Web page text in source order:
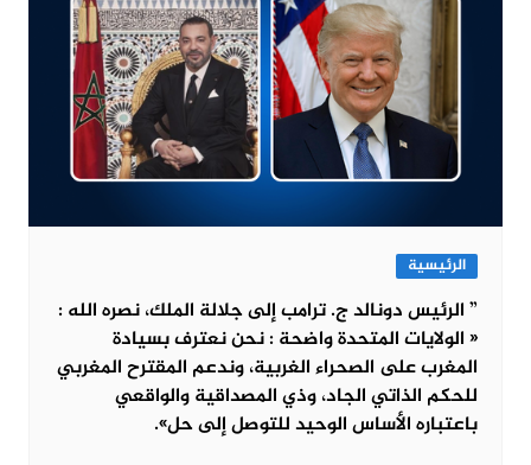
الرئيسية
” الرئيس دونالد ج. ترامب إلى جلالة الملك، نصره الله :
« الولايات المتحدة واضحة : نحن نعترف بسيادة
المغرب على الصحراء الغربية، وندعم المقترح المغربي
للحكم الذاتي الجاد، وذي المصداقية والواقعي
باعتباره الأساس الوحيد للتوصل إلى حل».